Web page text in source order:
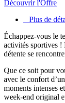
Découvrir l'Offre
Plus de
Échappez-vous le
activités sportives !
détente se
Que ce soit pour
avec le confort
moments intenses
week-end original